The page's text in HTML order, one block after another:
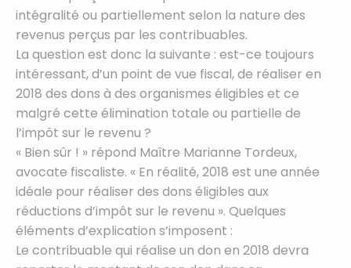
intégralité ou partiellement selon la nature des
revenus perçus par les contribuables.
La question est donc la suivante : est-ce toujours
intéressant, d’un point de vue fiscal, de réaliser en
2018 des dons à des organismes éligibles et ce
malgré cette élimination totale ou partielle de
l’impôt sur le revenu ?
« Bien sûr ! » répond Maître Marianne Tordeux,
avocate fiscaliste. « En réalité, 2018 est une année
idéale pour réaliser des dons éligibles aux
réductions d’impôt sur le revenu ». Quelques
éléments d’explication s’imposent :
Le contribuable qui réalise un don en 2018 devra